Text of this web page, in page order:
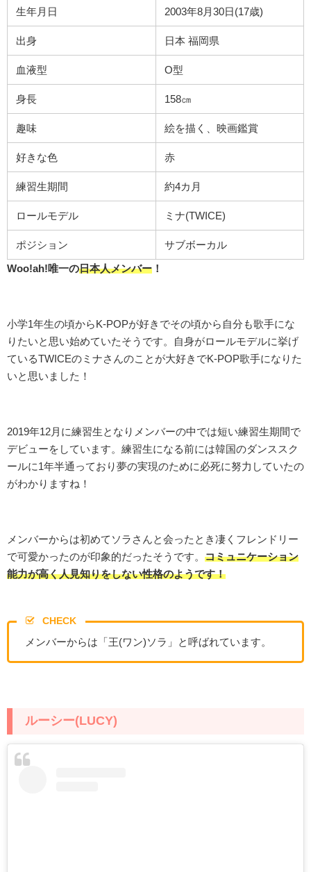
生年月日 2003年8月30日(17歳)
出身 日本 福岡県
血液型 O型
身長 158㎝
趣味 絵を描く、映画鑑賞
好きな色 赤
練習生期間 約4カ月
ロールモデル ミナ(TWICE)
ポジション サブボーカル
Woo!ah!唯一の日本人メンバー ！
小学1年生の頃からK-POPが好きでその頃から自分も歌手にな
りたいと思い始めていたそうです。自身がロールモデルに挙げ
ているTWICEのミナさんのことが大好きでK-POP歌手になりた
いと思いました！
2019年12月に練習生となりメンバーの中では短い練習生期間で
デビューをしています。練習生になる前には韓国のダンススク
ールに1年半通っており夢の実現のために必死に努力していたの
がわかりますね！
メンバーからは初めてソラさんと会ったとき凄くフレンドリー
で可愛かったのが印象的だったそうです。 コミュニケーション
能力が高く人見知りをしない性格のようです！
CHECK
メンバーからは「王(ワン)ソラ」と呼ばれています。
ルーシー(LUCY)